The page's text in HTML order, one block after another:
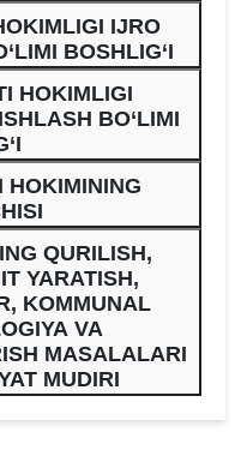
IJRO
BOSHLIG‘I
HOKIMLIGI
BO‘LIMI
HOKIMINING
QURILISH,
YARATISH,
KOMMUNAL
VA
MASALALARI
MUDIRI